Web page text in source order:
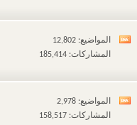
هذا
المنتدى
مشاهدة
هذا
المنتدى
المواضيع: 12,802
المشاركات: 185,414
مشاهدة
المواضيع: 2,978
المشاركات: 158,517